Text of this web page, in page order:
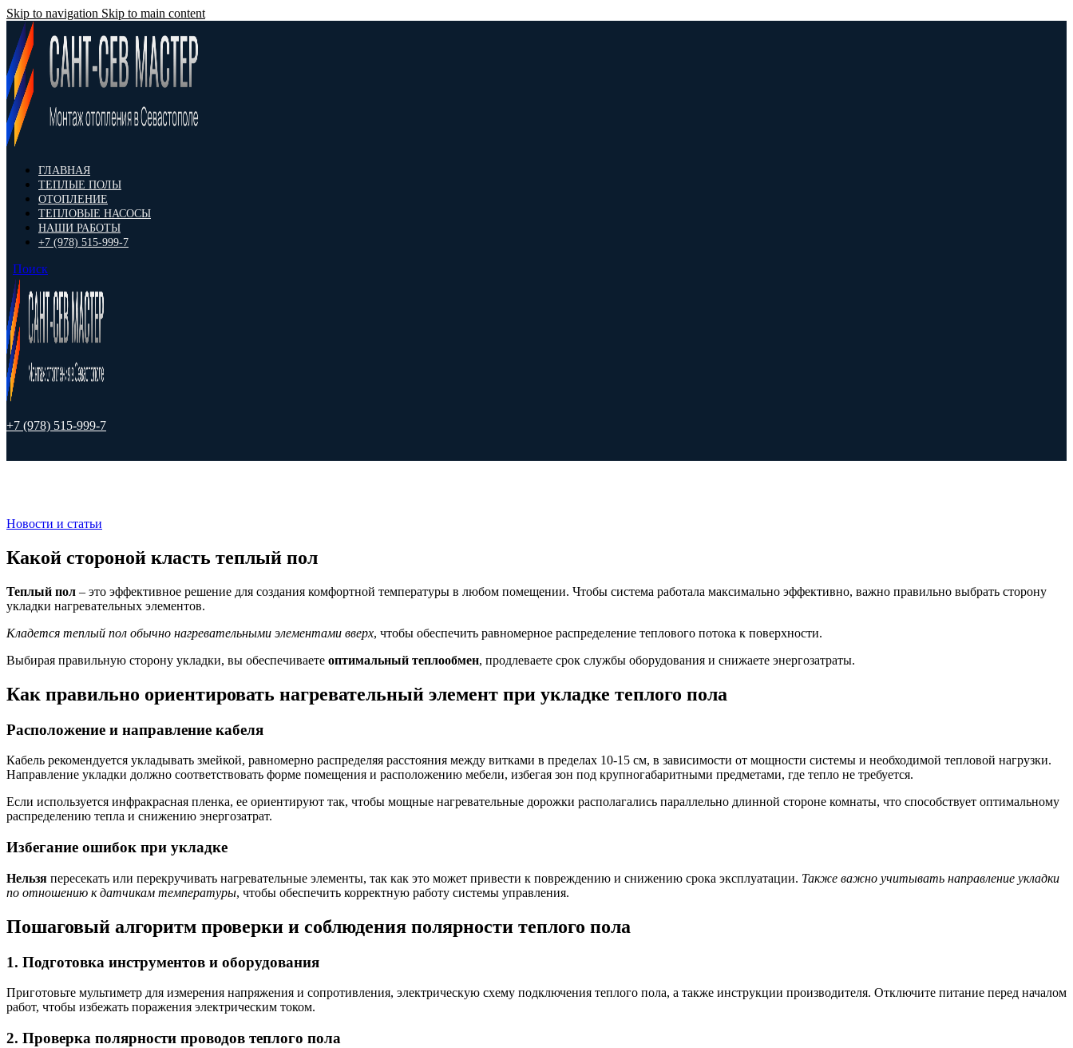
Skip to navigation Skip to main content
ГЛАВНАЯ
ТЕПЛЫЕ ПОЛЫ
ОТОПЛЕНИЕ
ТЕПЛОВЫЕ НАСОСЫ
НАШИ РАБОТЫ
+7 (978) 515-999-7
Поиск
+7 (978) 515-999-7
Новости и статьи
Какой стороной класть теплый пол
Теплый пол – это эффективное решение для создания комфортной температуры в любом помещении. Чтобы система работала максимально эффективно, важно правильно выбрать сторону
укладки нагревательных элементов.
Кладется теплый пол обычно нагревательными элементами вверх, чтобы обеспечить равномерное распределение теплового потока к поверхности.
Выбирая правильную сторону укладки, вы обеспечиваете оптимальный теплообмен, продлеваете срок службы оборудования и снижаете энергозатраты.
Как правильно ориентировать нагревательный элемент при укладке теплого пола
Расположение и направление кабеля
Кабель рекомендуется укладывать змейкой, равномерно распределяя расстояния между витками в пределах 10-15 см, в зависимости от мощности системы и необходимой тепловой нагрузки.
Направление укладки должно соответствовать форме помещения и расположению мебели, избегая зон под крупногабаритными предметами, где тепло не требуется.
Если используется инфракрасная пленка, ее ориентируют так, чтобы мощные нагревательные дорожки располагались параллельно длинной стороне комнаты, что способствует оптимальному
распределению тепла и снижению энергозатрат.
Избегание ошибок при укладке
Нельзя пересекать или перекручивать нагревательные элементы, так как это может привести к повреждению и снижению срока эксплуатации. Также важно учитывать направление укладки
по отношению к датчикам температуры, чтобы обеспечить корректную работу системы управления.
Пошаговый алгоритм проверки и соблюдения полярности теплого пола
1. Подготовка инструментов и оборудования
Приготовьте мультиметр для измерения напряжения и сопротивления, электрическую схему подключения теплого пола, а также инструкции производителя. Отключите питание перед началом
работ, чтобы избежать поражения электрическим током.
2. Проверка полярности проводов теплого пола